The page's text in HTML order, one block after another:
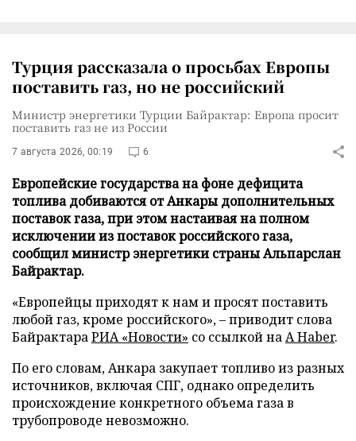
Турция рассказала о просьбах Европы
поставить газ, но не российский
Министр энергетики Турции Байрактар: Европа просит
поставить газ не из России
7 августа 2026, 00:19 6
Европейские государства на фоне дефицита
топлива добиваются от Анкары дополнительных
поставок газа, при этом настаивая на полном
исключении из поставок российского газа,
сообщил министр энергетики страны Альпарслан
Байрактар.
«Европейцы приходят к нам и просят поставить
любой газ, кроме российского», – приводит слова
БайрактараРИА «Новости» со ссылкой наA Haber.
По его словам, Анкара закупает топливо из разных
источников, включая СПГ, однако определить
происхождение конкретного объема газа в
трубопроводе невозможно.